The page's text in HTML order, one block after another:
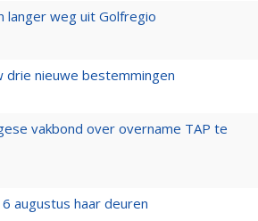
langer weg uit Golfregio
drie nieuwe bestemmingen
vakbond over overname TAP te
augustus haar deuren